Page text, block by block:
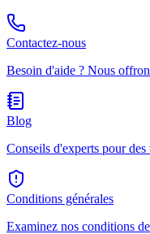
Contactez-nous
Besoin d'aide ? Nous
Blog
Conseils d'experts pour
Conditions générales
Examinez nos conditions